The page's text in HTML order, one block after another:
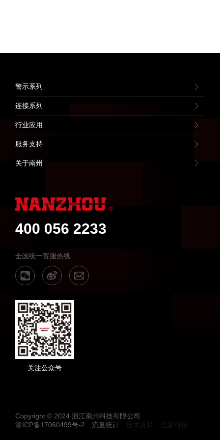
警示系列
连接系列
行业应用
服务支持
关于南州
400 056 2233
全国统一客服热线
关注公众号
Copyright © 2024 浙江南州科技有限公司
浙ICP备17060499号-2
流量统计 技术支持：亿新科技